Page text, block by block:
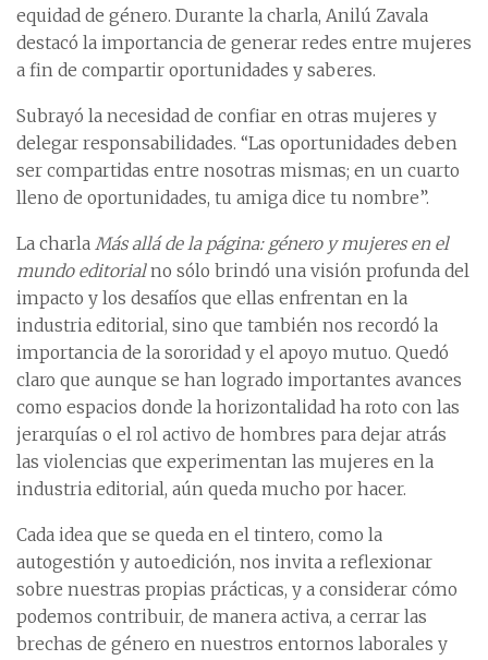
equidad de género. Durante la charla, Anilú Zavala
destacó la importancia de generar redes entre mujeres
a fin de compartir oportunidades y saberes.
Subrayó la necesidad de confiar en otras mujeres y
delegar responsabilidades. “Las oportunidades deben
ser compartidas entre nosotras mismas; en un cuarto
lleno de oportunidades, tu amiga dice tu nombre”.
La charla Más allá de la página: género y mujeres en el
mundo editorialno sólo brindó una visión profunda del
impacto y los desafíos que ellas enfrentan en la
industria editorial, sino que también nos recordó la
importancia de la sororidad y el apoyo mutuo. Quedó
claro que aunque se han logrado importantes avances
como espacios donde la horizontalidad ha roto con las
jerarquías o el rol activo de hombres para dejar atrás
las violencias que experimentan las mujeres en la
industria editorial, aún queda mucho por hacer.
Cada idea que se queda en el tintero, como la
autogestión y autoedición, nos invita a reflexionar
sobre nuestras propias prácticas, y a considerar cómo
podemos contribuir, de manera activa, a cerrar las
brechas de género en nuestros entornos laborales y